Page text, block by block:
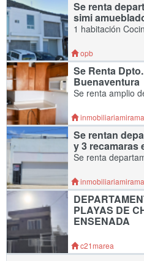
Se renta
simi
1 habitación
desayunador ,
queen Baño
Cuenta con
Cita p
opb
Se Renta
Buenaventura
Se renta amplio
microondas, Patio
estacionamiento
mascotas. Info
Se rentan
y 3 recamaras
Se renta
cocina integral,
Para informes
telefono/w
PLAYAS DE
ENSENADA
Chapultepec
cómodo,
c21marea